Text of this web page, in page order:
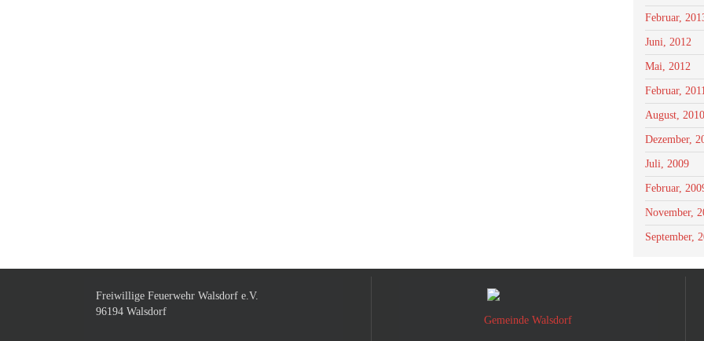
Februar,
Juni, 2012
Mai, 2012
Februar,
August, 2010
Dezember,
Juli, 2009
Februar,
November,
September,
Freiwillige Feuerwehr Walsdorf e.V.
96194 Walsdorf
Gemeinde Walsdorf